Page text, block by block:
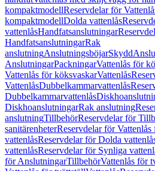
kompaktmodellReservdelar för
kompaktmodellDolda vattenlås
vattenlåsHandfatsanslutningar
HandfatsanslutningarRak
anslutningAnslutningsböjarSkydd
AnslutningarPackningarVattenlås för
Vattenlås för köksvaskarVattenlås
VattenlåsDubbelkammarvattenlås
Dubbelkammarvattenlås
DiskhoanslutningarRak anslutning
anslutningTillbehörReservdelar för
sanitärenheterReservdelar för Vattenlås
vattenlåsReservdelar för Dolda
vattenlåsReservdelar för Synliga
för AnslutningarTillbehörVattenlås för